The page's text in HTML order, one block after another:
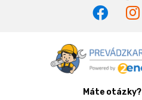
Máte otázky?